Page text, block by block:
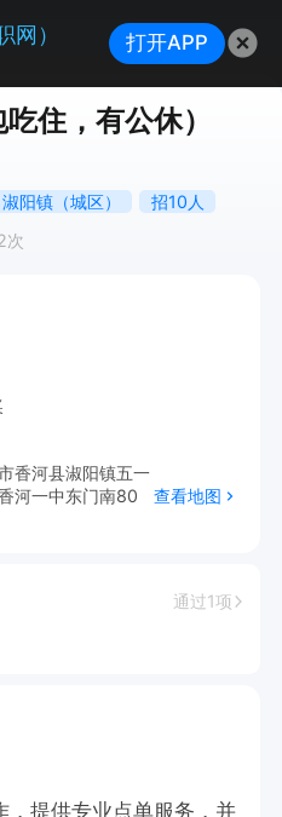
住，有公休）
淑阳镇（城区）
招10人
次
香河县淑阳镇五一
河一中东门南80
查看地图
通过1项
，提供专业点单服务，并
网） 打开APP